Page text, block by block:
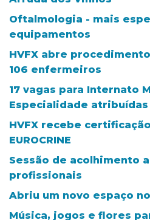
Oftalmologia - mais
equipamentos
HVFX abre
106 enfermeiros
17 vagas para Internato
Especialidade atribuídas
HVFX recebe
EUROCRINE
Sessão de acolhimento
profissionais
Abriu um novo espaço
Música, jogos e flores